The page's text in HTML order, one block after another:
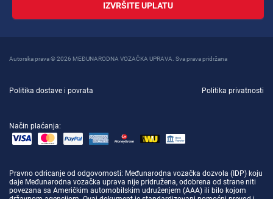
IZVRŠITE UPLATU
Autorska prava © 2026 MEĐUNARODNA VOZAČKA UPRAVA. Sva prava pridržana
Politika dostave i povrata Politika privatnosti
Način plaćanja:
Pravno odricanje od odgovornosti: Međunarodna vozačka dozvola (IDP) koju
daje Međunarodna vozačka uprava nije pridružena, odobrena od strane niti
povezana sa Američkim automobilskim udruženjem (AAA) ili bilo kojom